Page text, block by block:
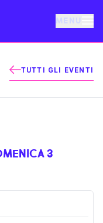
MENU
TUTTI GLI EVENTI
3